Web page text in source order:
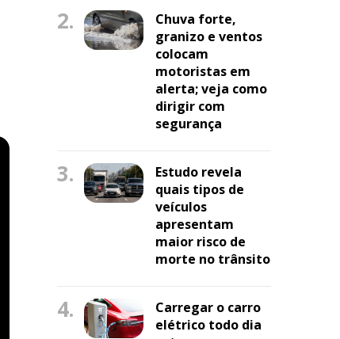
2.
Chuva forte,
granizo e ventos
colocam
motoristas em
alerta; veja como
dirigir com
segurança
3.
Estudo revela
quais tipos de
veículos
apresentam
maior risco de
morte no trânsito
4.
Carregar o carro
elétrico todo dia